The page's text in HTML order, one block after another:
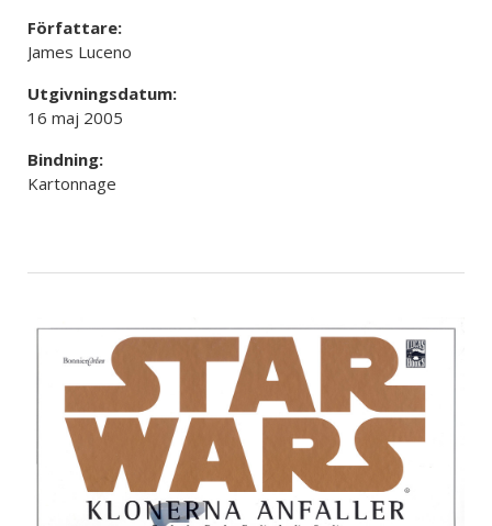
Författare:
James Luceno
Utgivningsdatum:
16 maj 2005
Bindning:
Kartonnage